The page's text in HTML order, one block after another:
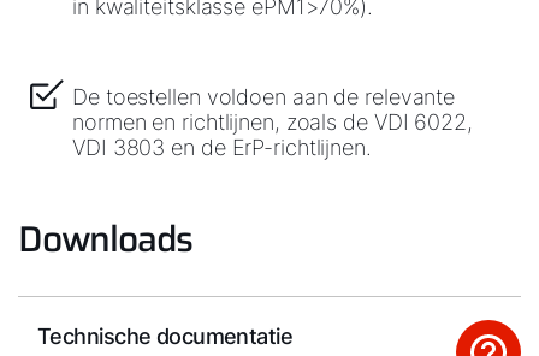
in kwaliteitsklasse ePM1>70%).
De toestellen voldoen aan de relevante
normen en richtlijnen, zoals de VDI 6022,
VDI 3803 en de ErP-richtlijnen.
Downloads
Technische documentatie